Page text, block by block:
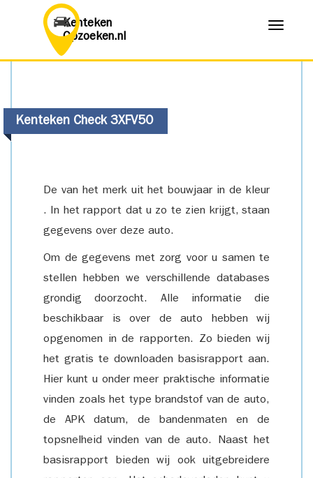
Kenteken
Opzoeken.nl
Menu
Kenteken Check 3XFV50
De van het merk uit het bouwjaar in de kleur
. In het rapport dat u zo te zien krijgt, staan
gegevens over deze auto.
Om de gegevens met zorg voor u samen te
stellen hebben we verschillende databases
grondig doorzocht. Alle informatie die
beschikbaar is over de auto hebben wij
opgenomen in de rapporten. Zo bieden wij
het gratis te downloaden basisrapport aan.
Hier kunt u onder meer praktische informatie
vinden zoals het type brandstof van de auto,
de APK datum, de bandenmaten en de
topsnelheid vinden van de auto. Naast het
basisrapport bieden wij ook uitgebreidere